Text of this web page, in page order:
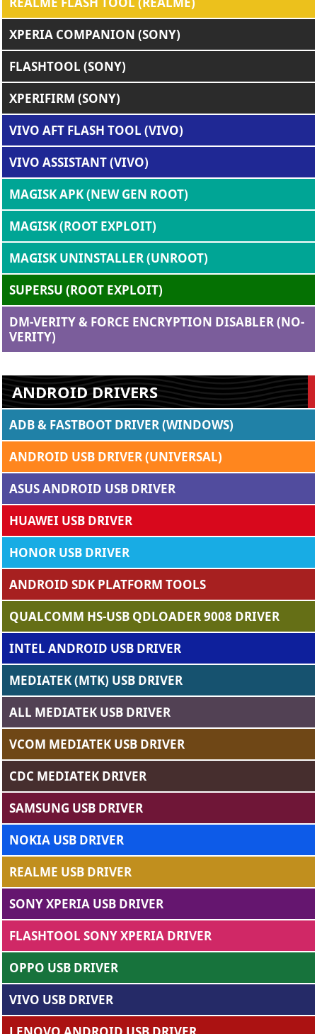
XPERIA COMPANION (SONY)
FLASHTOOL (SONY)
XPERIFIRM (SONY)
VIVO AFT FLASH TOOL (VIVO)
VIVO ASSISTANT (VIVO)
MAGISK APK (NEW GEN ROOT)
MAGISK (ROOT EXPLOIT)
MAGISK UNINSTALLER (UNROOT)
SUPERSU (ROOT EXPLOIT)
DM-VERITY & FORCE ENCRYPTION DISABLER (NO-
VERITY)
ANDROID DRIVERS
ADB & FASTBOOT DRIVER (WINDOWS)
ANDROID USB DRIVER (UNIVERSAL)
ASUS ANDROID USB DRIVER
HUAWEI USB DRIVER
HONOR USB DRIVER
ANDROID SDK PLATFORM TOOLS
QUALCOMM HS-USB QDLOADER 9008 DRIVER
INTEL ANDROID USB DRIVER
MEDIATEK (MTK) USB DRIVER
ALL MEDIATEK USB DRIVER
VCOM MEDIATEK USB DRIVER
CDC MEDIATEK DRIVER
SAMSUNG USB DRIVER
NOKIA USB DRIVER
REALME USB DRIVER
SONY XPERIA USB DRIVER
FLASHTOOL SONY XPERIA DRIVER
OPPO USB DRIVER
VIVO USB DRIVER